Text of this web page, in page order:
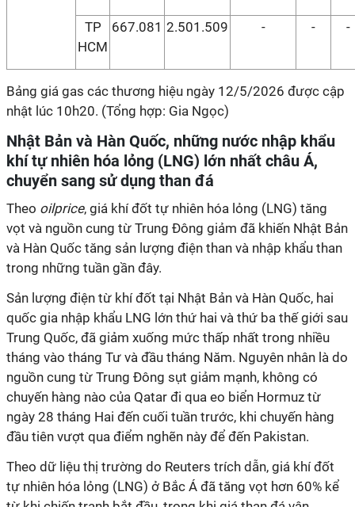
TP
HCM
667.081 2.501.509 - - -
Bảng giá gas các thương hiệu ngày 12/5/2026 được cập
nhật lúc 10h20. (Tổng hợp: Gia Ngọc)
Nhật Bản và Hàn Quốc, những nước nhập khẩu
khí tự nhiên hóa lỏng (LNG) lớn nhất châu Á,
chuyển sang sử dụng than đá
Theo oilprice, giá khí đốt tự nhiên hóa lỏng (LNG) tăng
vọt và nguồn cung từ Trung Đông giảm đã khiến Nhật Bản
và Hàn Quốc tăng sản lượng điện than và nhập khẩu than
trong những tuần gần đây.
Sản lượng điện từ khí đốt tại Nhật Bản và Hàn Quốc, hai
quốc gia nhập khẩu LNG lớn thứ hai và thứ ba thế giới sau
Trung Quốc, đã giảm xuống mức thấp nhất trong nhiều
tháng vào tháng Tư và đầu tháng Năm. Nguyên nhân là do
nguồn cung từ Trung Đông sụt giảm mạnh, không có
chuyến hàng nào của Qatar đi qua eo biển Hormuz từ
ngày 28 tháng Hai đến cuối tuần trước, khi chuyến hàng
đầu tiên vượt qua điểm nghẽn này để đến Pakistan.
Theo dữ liệu thị trường do Reuters trích dẫn, giá khí đốt
tự nhiên hóa lỏng (LNG) ở Bắc Á đã tăng vọt hơn 60% kể